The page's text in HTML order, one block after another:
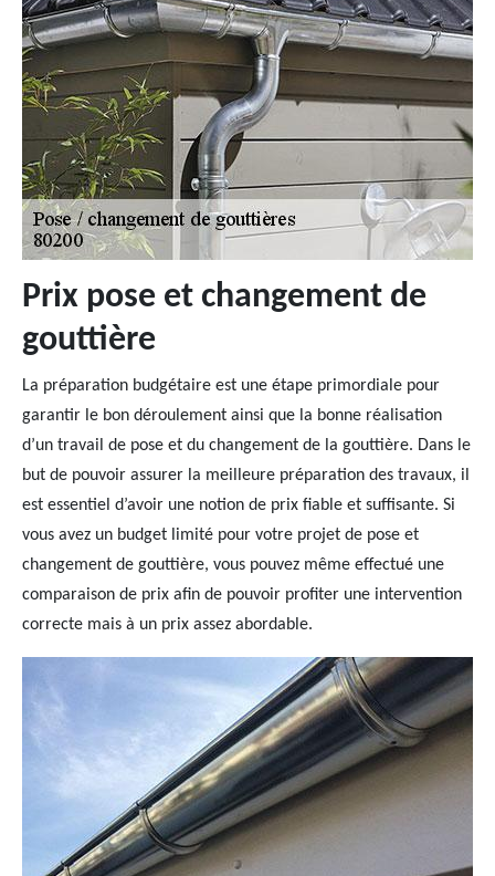
Prix pose et changement de
gouttière
La préparation budgétaire est une étape primordiale pour
garantir le bon déroulement ainsi que la bonne réalisation
d’un travail de pose et du changement de la gouttière. Dans le
but de pouvoir assurer la meilleure préparation des travaux, il
est essentiel d’avoir une notion de prix fiable et suffisante. Si
vous avez un budget limité pour votre projet de pose et
changement de gouttière, vous pouvez même effectué une
comparaison de prix afin de pouvoir profiter une intervention
correcte mais à un prix assez abordable.